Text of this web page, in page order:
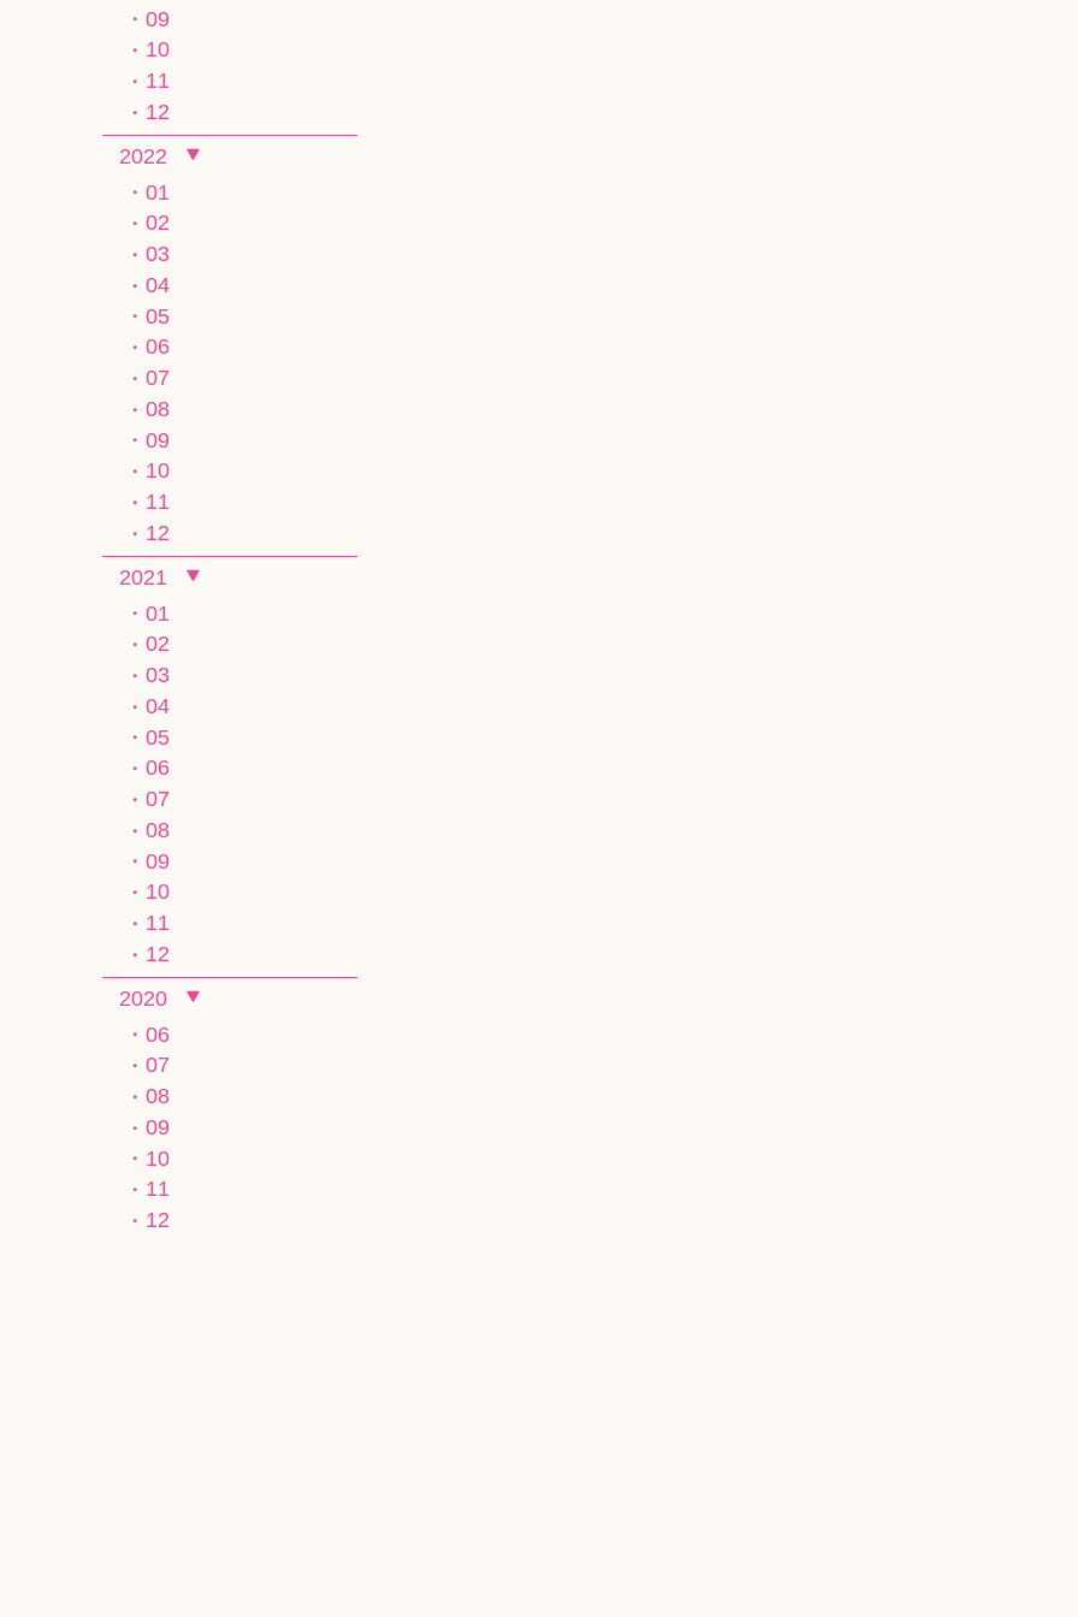
09
10
11
12
2022
01
02
03
04
05
06
07
08
09
10
11
12
2021
01
02
03
04
05
06
07
08
09
10
11
12
2020
06
07
08
09
10
11
12